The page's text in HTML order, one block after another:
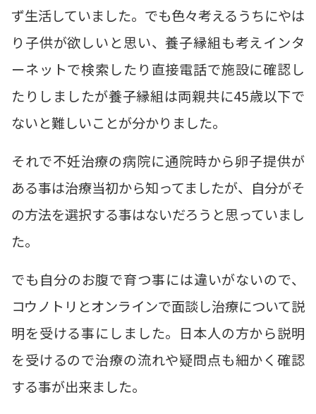
ず生活していました。でも色々考えるうちにやは
り子供が欲しいと思い、養子縁組も考えインタ
ーネットで検索したり直接電話で施設に確認し
たりしましたが養子縁組は両親共に45歳以下で
ないと難しいことが分かりました。
それで不妊治療の病院に通院時から卵子提供が
ある事は治療当初から知ってましたが、自分がそ
の方法を選択する事はないだろうと思っていまし
た。
でも自分のお腹で育つ事には違いがないので、
コウノトリとオンラインで面談し治療について説
明を受ける事にしました。日本人の方から説明
を受けるので治療の流れや疑問点も細かく確認
する事が出来ました。